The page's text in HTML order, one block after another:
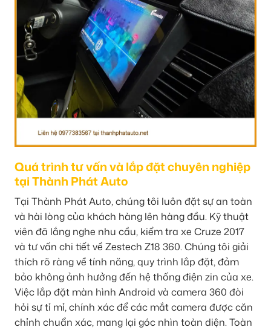
Quá trình tư vấn và lắp đặt chuyên nghiệp
tại Thành Phát Auto
Tại Thành Phát Auto, chúng tôi luôn đặt sự an toàn
và hài lòng của khách hàng lên hàng đầu. Kỹ thuật
viên đã lắng nghe nhu cầu, kiểm tra xe Cruze 2017
và tư vấn chi tiết về Zestech Z18 360. Chúng tôi giải
thích rõ ràng về tính năng, quy trình lắp đặt, đảm
bảo không ảnh hưởng đến hệ thống điện zin của xe.
Việc lắp đặt màn hình Android và camera 360 đòi
hỏi sự tỉ mỉ, chính xác để các mắt camera được căn
chỉnh chuẩn xác, mang lại góc nhìn toàn diện. Toàn